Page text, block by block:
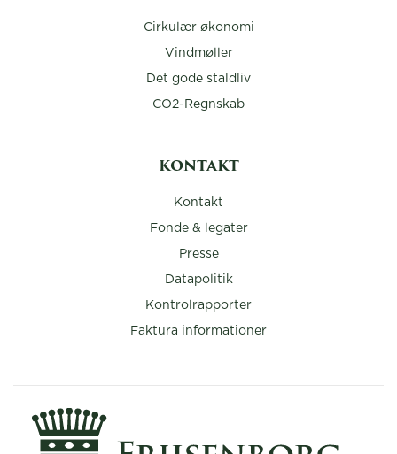
Cirkulær økonomi
Vindmøller
Det gode staldliv
CO2-Regnskab
KONTAKT
Kontakt
Fonde & legater
Presse
Datapolitik
Kontrolrapporter
Faktura informationer